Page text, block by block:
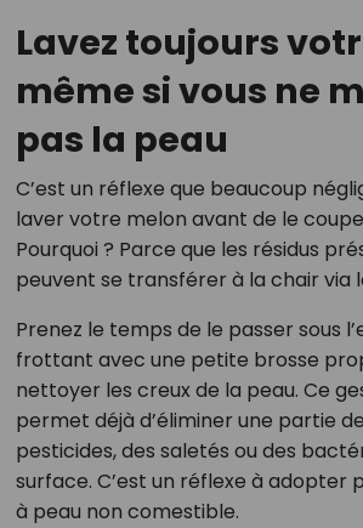
Lavez toujours
même si vous ne
pas la peau
C’est un réflexe que beaucoup
laver votre melon avant de le
Pourquoi ? Parce que les résidus
peuvent se transférer à la chair via
Prenez le temps de le passer sous
frottant avec une petite brosse
nettoyer les creux de la peau. Ce
permet déjà d’éliminer une partie
pesticides, des saletés ou des
surface. C’est un réflexe à adopter
à peau non comestible.